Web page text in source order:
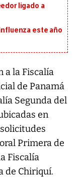
ligado a
este año
a la Fiscalía
de Panamá
Segunda del
en
Primera de
Fiscalía
de Chiriquí.